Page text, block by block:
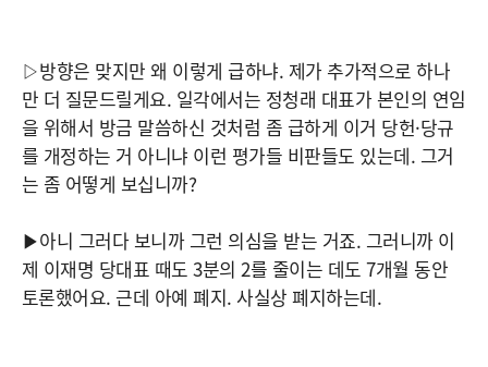
▷방향은 맞지만 왜 이렇게 급하냐. 제가 추가적으로 하나
만 더 질문드릴게요. 일각에서는 정청래 대표가 본인의 연임
을 위해서 방금 말씀하신 것처럼 좀 급하게 이거 당헌·당규
를 개정하는 거 아니냐 이런 평가들 비판들도 있는데. 그거
는 좀 어떻게 보십니까?
▶아니 그러다 보니까 그런 의심을 받는 거죠. 그러니까 이
제 이재명 당대표 때도 3분의 2를 줄이는 데도 7개월 동안
토론했어요. 근데 아예 폐지. 사실상 폐지하는데.